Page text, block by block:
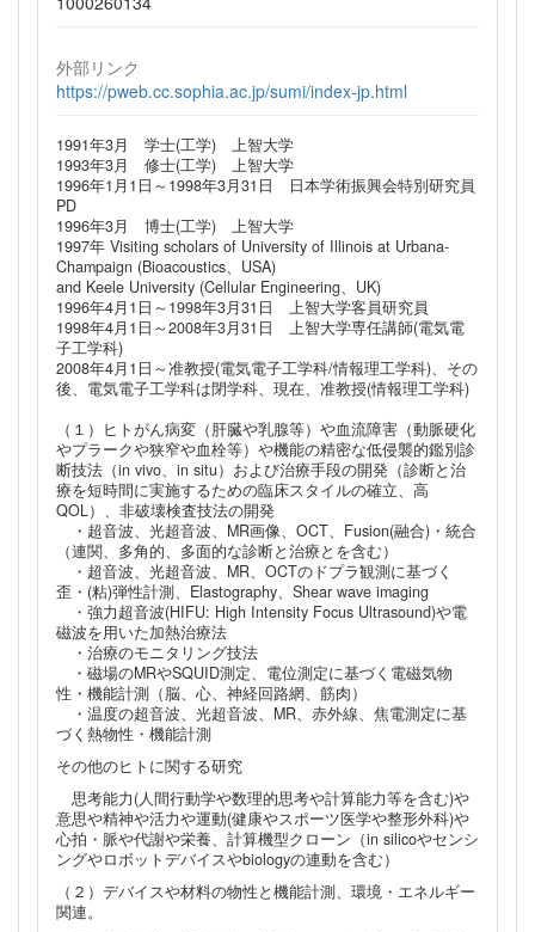
外部リンク
https://pweb.cc.sophia.ac.jp/sumi/index-jp.html
1991年3月 学士(工学) 上智大学
1993年3月 修士(工学) 上智大学
1996年1月1日～1998年3月31日 日本学術振興会特別研究員
PD
1996年3月 博士(工学) 上智大学
1997年 Visiting scholars of University of Illinois at Urbana-
Champaign (Bioacoustics、USA)
and Keele University (Cellular Engineering、UK)
1996年4月1日～1998年3月31日 上智大学客員研究員
1998年4月1日～2008年3月31日 上智大学専任講師(電気電
子工学科)
2008年4月1日～准教授(電気電子工学科/情報理工学科)、その
後、電気電子工学科は閉学科、現在、准教授(情報理工学科)
（１）ヒトがん病変（肝臓や乳腺等）や血流障害（動脈硬化
やプラークや狭窄や血栓等）や機能の精密な低侵襲的鑑別診
断技法（in vivo、in situ）および治療手段の開発（診断と治
療を短時間に実施するための臨床スタイルの確立、高
QOL）、非破壊検査技法の開発
・超音波、光超音波、MR画像、OCT、Fusion(融合)・統合
（連関、多角的、多面的な診断と治療とを含む）
・超音波、光超音波、MR、OCTのドプラ観測に基づく
歪・(粘)弾性計測、Elastography、Shear wave imaging
・強力超音波(HIFU: High Intensity Focus Ultrasound)や電
磁波を用いた加熱治療法
・治療のモニタリング技法
・磁場のMRやSQUID測定、電位測定に基づく電磁気物
性・機能計測（脳、心、神経回路網、筋肉）
・温度の超音波、光超音波、MR、赤外線、焦電測定に基
づく熱物性・機能計測
その他のヒトに関する研究
思考能力(人間行動学や数理的思考や計算能力等を含む)や
意思や精神や活力や運動(健康やスポーツ医学や整形外科)や
心拍・脈や代謝や栄養、計算機型クローン（in silicoやセンシ
ングやロボットデバイスやbiologyの連動を含む）
（２）デバイスや材料の物性と機能計測、環境・エネルギー
関連。